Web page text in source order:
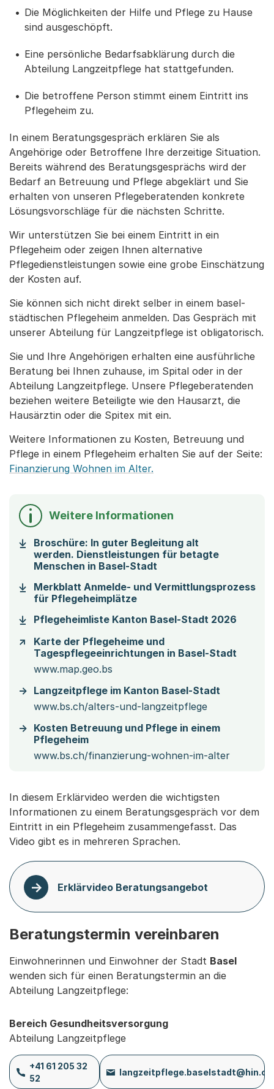
Die Möglichkeiten der Hilfe und Pflege zu Hause
sind ausgeschöpft.
Eine persönliche Bedarfsabklärung durch die
Abteilung Langzeitpflege hat stattgefunden.
Die betroffene Person stimmt einem Eintritt ins
Pflegeheim zu.
In einem Beratungsgespräch erklären Sie als
Angehörige oder Betroffene Ihre derzeitige Situation.
Bereits während des Beratungsgesprächs wird der
Bedarf an Betreuung und Pflege abgeklärt und Sie
erhalten von unseren Pflegeberatenden konkrete
Lösungsvorschläge für die nächsten Schritte.
Wir unterstützen Sie bei einem Eintritt in ein
Pflegeheim oder zeigen Ihnen alternative
Pflegedienstleistungen sowie eine grobe Einschätzung
der Kosten auf.
Sie können sich nicht direkt selber in einem basel-
städtischen Pflegeheim anmelden. Das Gespräch mit
unserer Abteilung für Langzeitpflege ist obligatorisch.
Sie und Ihre Angehörigen erhalten eine ausführliche
Beratung bei Ihnen zuhause, im Spital oder in der
Abteilung Langzeitpflege. Unsere Pflegeberatenden
beziehen weitere Beteiligte wie den Hausarzt, die
Hausärztin oder die Spitex mit ein.
Weitere Informationen zu Kosten, Betreuung und
Pflege in einem Pflegeheim erhalten Sie auf der Seite:
Finanzierung Wohnen im Alter.
Weitere Informationen
Broschüre: In guter Begleitung alt
werden. Dienstleistungen für betagte
Menschen in Basel-Stadt
Merkblatt Anmelde- und Vermittlungsprozess
für Pflegeheimplätze(Startet einen Download)
Pflegeheimliste Kanton Basel-Stadt 2026
Karte der Pflegeheime und
Tagespflegeeinrichtungen in Basel-Stadt
www.map.geo.bs
Langzeitpflege im Kanton Basel-Stadt
www.bs.ch/alters-und-langzeitpflege
Kosten Betreuung und Pflege in einem
Pflegeheim
www.bs.ch/finanzierung-wohnen-im-alter
In diesem Erklärvideo werden die wichtigsten
Informationen zu einem Beratungsgespräch vor dem
Eintritt in ein Pflegeheim zusammengefasst. Das
Video gibt es in mehreren Sprachen.
Erklärvideo Beratungsangebot
Beratungstermin vereinbaren
Einwohnerinnen und Einwohner der Stadt Basel
wenden sich für einen Beratungstermin an die
Abteilung Langzeitpflege:
Bereich Gesundheitsversorgung
Abteilung Langzeitpflege
+41 61 205 32
52
langzeitpflege.baselstadt@hin.ch